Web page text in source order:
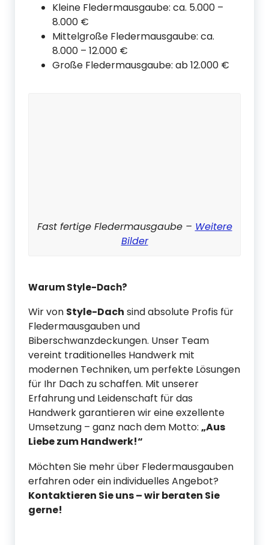
Kleine Fledermausgaube: ca. 5.000 –
8.000 €
Mittelgroße Fledermausgaube: ca.
8.000 – 12.000 €
Große Fledermausgaube: ab 12.000 €
Fast fertige Fledermausgaube – Weitere
Bilder
Warum Style-Dach?
Wir von Style-Dach sind absolute Profis für
Fledermausgauben und
Biberschwanzdeckungen. Unser Team
vereint traditionelles Handwerk mit
modernen Techniken, um perfekte Lösungen
für Ihr Dach zu schaffen. Mit unserer
Erfahrung und Leidenschaft für das
Handwerk garantieren wir eine exzellente
Umsetzung – ganz nach dem Motto: „Aus
Liebe zum Handwerk!“
Möchten Sie mehr über Fledermausgauben
erfahren oder ein individuelles Angebot?
Kontaktieren Sie uns – wir beraten Sie
gerne!